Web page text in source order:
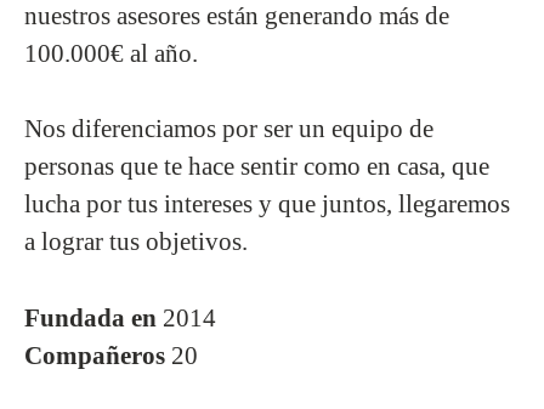
nuestros asesores están generando más de
100.000€ al año.
Nos diferenciamos por ser un equipo de
personas que te hace sentir como en casa, que
lucha por tus intereses y que juntos, llegaremos
a lograr tus objetivos.
Fundada en 2014
Compañeros 20